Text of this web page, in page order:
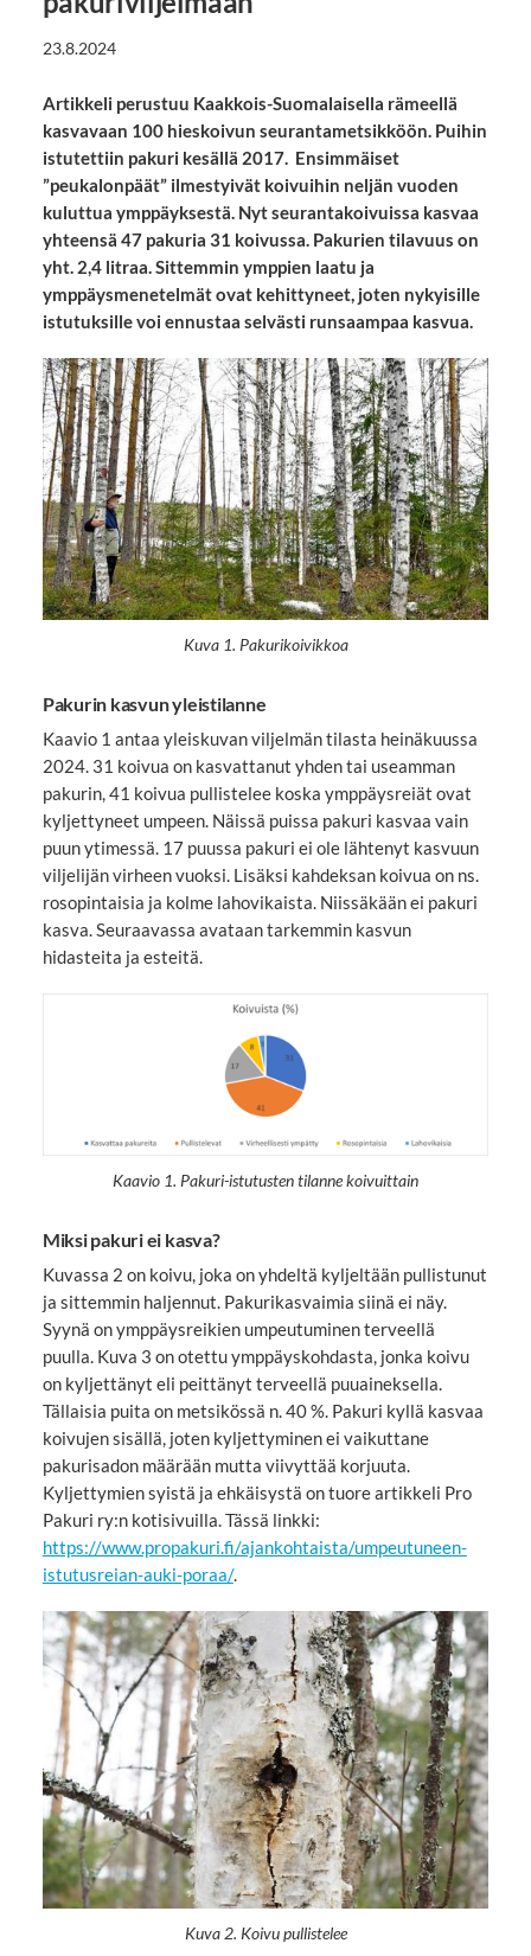
23.8.2024
Artikkeli perustuu Kaakkois-Suomalaisella rämeellä
kasvavaan 100 hieskoivun seurantametsikköön. Puihin
istutettiin pakuri kesällä 2017. Ensimmäiset
”peukalonpäät” ilmestyivät koivuihin neljän vuoden
kuluttua ymppäyksestä. Nyt seurantakoivuissa kasvaa
yhteensä 47 pakuria 31 koivussa. Pakurien tilavuus on
yht. 2,4 litraa. Sittemmin ymppien laatu ja
ymppäysmenetelmät ovat kehittyneet, joten nykyisille
istutuksille voi ennustaa selvästi runsaampaa kasvua.
Kuva 1. Pakurikoivikkoa
Pakurin kasvun yleistilanne
Kaavio 1 antaa yleiskuvan viljelmän tilasta heinäkuussa
2024. 31 koivua on kasvattanut yhden tai useamman
pakurin, 41 koivua pullistelee koska ymppäysreiät ovat
kyljettyneet umpeen. Näissä puissa pakuri kasvaa vain
puun ytimessä. 17 puussa pakuri ei ole lähtenyt kasvuun
viljelijän virheen vuoksi. Lisäksi kahdeksan koivua on ns.
rosopintaisia ja kolme lahovikaista. Niissäkään ei pakuri
kasva. Seuraavassa avataan tarkemmin kasvun
hidasteita ja esteitä.
Kaavio 1. Pakuri-istutusten tilanne koivuittain
Miksi pakuri ei kasva?
Kuvassa 2 on koivu, joka on yhdeltä kyljeltään pullistunut
ja sittemmin haljennut. Pakurikasvaimia siinä ei näy.
Syynä on ymppäysreikien umpeutuminen terveellä
puulla. Kuva 3 on otettu ymppäyskohdasta, jonka koivu
on kyljettänyt eli peittänyt terveellä puuaineksella.
Tällaisia puita on metsikössä n. 40 %. Pakuri kyllä kasvaa
koivujen sisällä, joten kyljettyminen ei vaikuttane
pakurisadon määrään mutta viivyttää korjuuta.
Kyljettymien syistä ja ehkäisystä on tuore artikkeli Pro
Pakuri ry:n kotisivuilla. Tässä linkki:
https://www.propakuri.fi/ajankohtaista/umpeutuneen-
istutusreian-auki-poraa/.
Kuva 2. Koivu pullistelee